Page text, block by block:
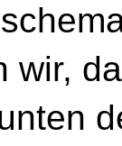
wir,